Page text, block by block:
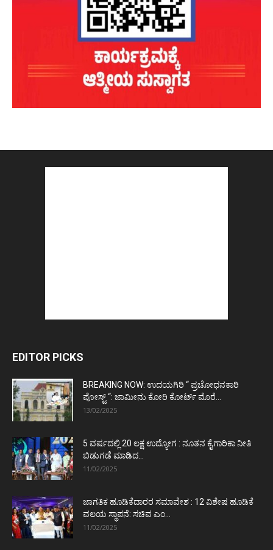
EDITOR PICKS
BREAKING NOW: ಉದಯಗಿರಿ “ ಪ್ರಚೋಧನಕಾರಿ
ಪೋಸ್ಟ್‌ “: ಜಾಮೀನು ಕೋರಿ ಕೋರ್ಟ್‌ ಮೊರೆ...
13/02/2025
5 ವರ್ಷದಲ್ಲಿ 20 ಲಕ್ಷ ಉದ್ಯೋಗ : ನೂತನ ಕೈಗಾರಿಕಾ ನೀತಿ
ಬಿಡುಗಡೆ ಮಾಡಿದ...
11/02/2025
ಜಾಗತಿಕ ಹೂಡಿಕೆದಾರರ ಸಮಾವೇಶ : 12 ವಿಶೇಷ ಹೂಡಿಕೆ
ವಲಯ ಸ್ಥಾಪನೆ: ಸಚಿವ ಎಂ...
11/02/2025